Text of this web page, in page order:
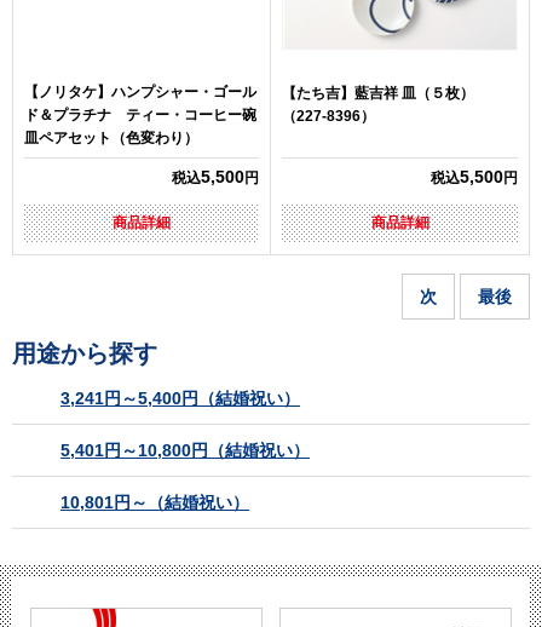
【ノリタケ】ハンプシャー・ゴール
ド＆プラチナ ティー・コーヒー碗
皿ペアセット（色変わり）
税込5,500円
商品詳細
【たち吉】藍吉祥 皿（５枚）
（227-8396）
税込5,500円
商品詳細
次 最後
用途から探す
3,241円～5,400円（結婚祝い）
5,401円～10,800円（結婚祝い）
10,801円～（結婚祝い）